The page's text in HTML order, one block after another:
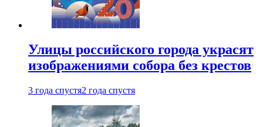
Улицы российского города украсят
изображениями собора без крестов
3 года спустя2 года спустя